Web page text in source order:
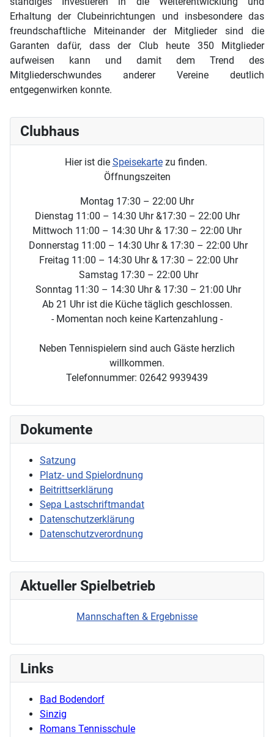
Erhaltung der Clubeinrichtungen und insbesondere das
freundschaftliche Miteinander der Mitglieder sind die
Garanten dafür, dass der Club heute 350 Mitglieder
aufweisen kann und damit dem Trend des
Mitgliederschwundes anderer Vereine deutlich
entgegenwirken konnte.
Clubhaus
Hier ist die Speisekartezu finden.
Öffnungszeiten
Montag 17:30 – 22:00 Uhr
Dienstag 11:00 – 14:30 Uhr &17:30 – 22:00 Uhr
Mittwoch 11:00 – 14:30 Uhr & 17:30 – 22:00 Uhr
Donnerstag 11:00 – 14:30 Uhr & 17:30 – 22:00 Uhr
Freitag 11:00 – 14:30 Uhr & 17:30 – 22:00 Uhr
Samstag 17:30 – 22:00 Uhr
Sonntag 11:30 – 14:30 Uhr & 17:30 – 21:00 Uhr
Ab 21 Uhr ist die Küche täglich geschlossen.
- Momentan noch keine Kartenzahlung -
Neben Tennispielern sind auch Gäste herzlich
willkommen.
Telefonnummer: 02642 9939439
Dokumente
Satzung
Platz- und Spielordnung
Beitrittserklärung
Sepa Lastschriftmandat
Datenschutzerklärung
Datenschutzverordnung
Aktueller Spielbetrieb
Mannschaften & Ergebnisse
Links
Bad Bodendorf
Sinzig
Romans Tennisschule